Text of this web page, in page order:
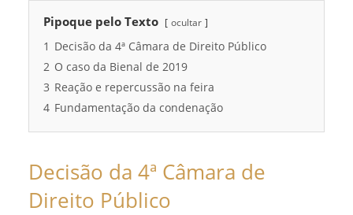
Pipoque pelo Texto ocultar
1 Decisão da 4ª Câmara de Direito Público
2 O caso da Bienal de 2019
3 Reação e repercussão na feira
4 Fundamentação da condenação
Decisão da 4ª Câmara de
Direito Público